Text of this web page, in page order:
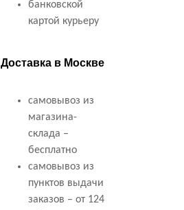
банковской
картой курьеру
Доставка в Москве
самовывоз из
магазина-
склада –
бесплатно
самовывоз из
пунктов выдачи
заказов – от 124